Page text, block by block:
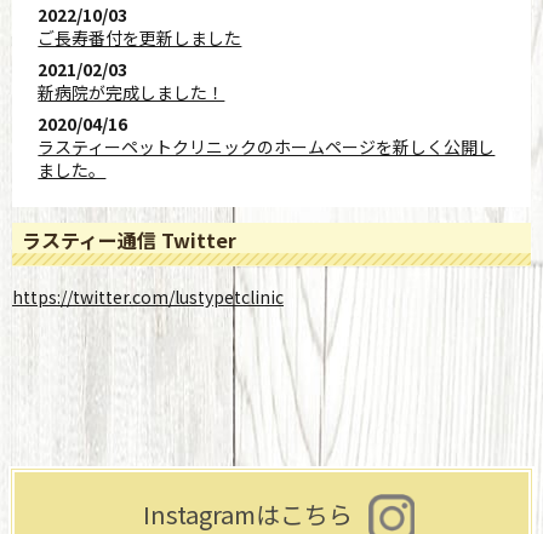
2022/10/03
ご長寿番付を更新しました
2021/02/03
新病院が完成しました！
2020/04/16
ラスティーペットクリニックのホームページを新しく公開し
ました。
ラスティー通信 Twitter
https://twitter.com/lustypetclinic
Instagramはこちら